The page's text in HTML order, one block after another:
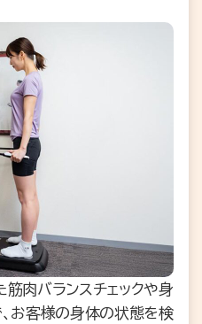
肉バランスチェックや身
お客様の身体の状態を検